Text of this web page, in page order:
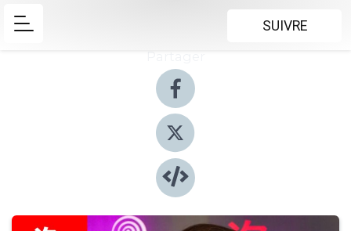
SUIVRE